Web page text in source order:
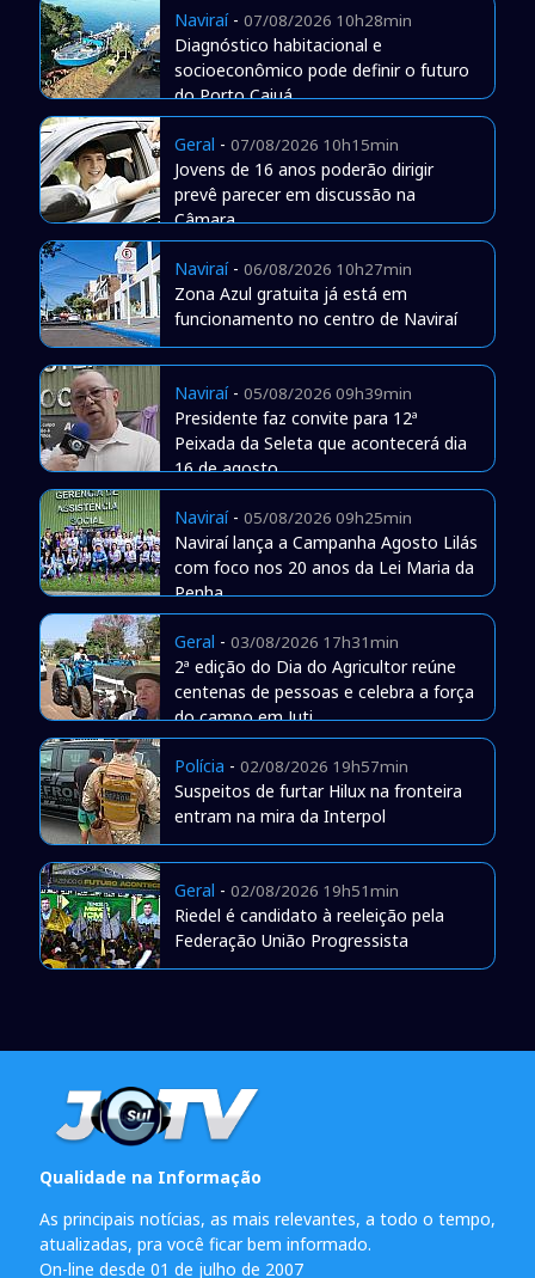
Naviraí- 07/08/2026 10h28min
Diagnóstico habitacional e
socioeconômico pode definir o futuro
do Porto Caiuá
Geral - 07/08/2026 10h15min
Jovens de 16 anos poderão dirigir
prevê parecer em discussão na
Câmara
Naviraí- 06/08/2026 10h27min
Zona Azul gratuita já está em
funcionamento no centro de Naviraí
Naviraí- 05/08/2026 09h39min
Presidente faz convite para 12ª
Peixada da Seleta que acontecerá dia
16 de agosto
Naviraí- 05/08/2026 09h25min
Naviraí lança a Campanha Agosto Lilás
com foco nos 20 anos da Lei Maria da
Penha
Geral - 03/08/2026 17h31min
2ª edição do Dia do Agricultor reúne
centenas de pessoas e celebra a força
do campo em Juti
Polícia - 02/08/2026 19h57min
Suspeitos de furtar Hilux na fronteira
entram na mira da Interpol
Geral - 02/08/2026 19h51min
Riedel é candidato à reeleição pela
Federação União Progressista
Qualidade na Informação
As principais notícias, as mais relevantes, a todo o tempo,
atualizadas, pra você ficar bem informado.
On-line desde 01 de julho de 2007